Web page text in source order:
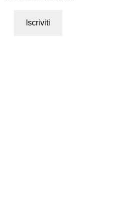
Iscriviti